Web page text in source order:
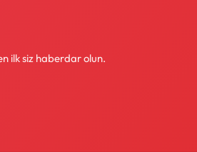
ilk siz haberdar olun.